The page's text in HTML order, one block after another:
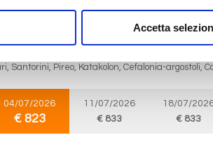
Accetta
Mediterraneo8 giorni
Santorini, Pireo, Katakolon, Cefalonia-argostoli,
04/07/2026
€ 823
11/07/2026
€ 833
18/07/
€ 833